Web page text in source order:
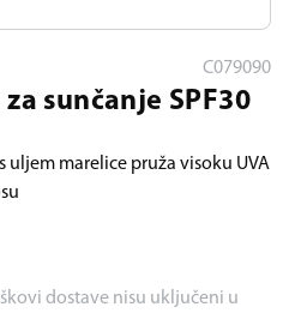
C079090
sunčanje SPF30
uljem marelice pruža visoku UVA
dostave nisu uključeni u